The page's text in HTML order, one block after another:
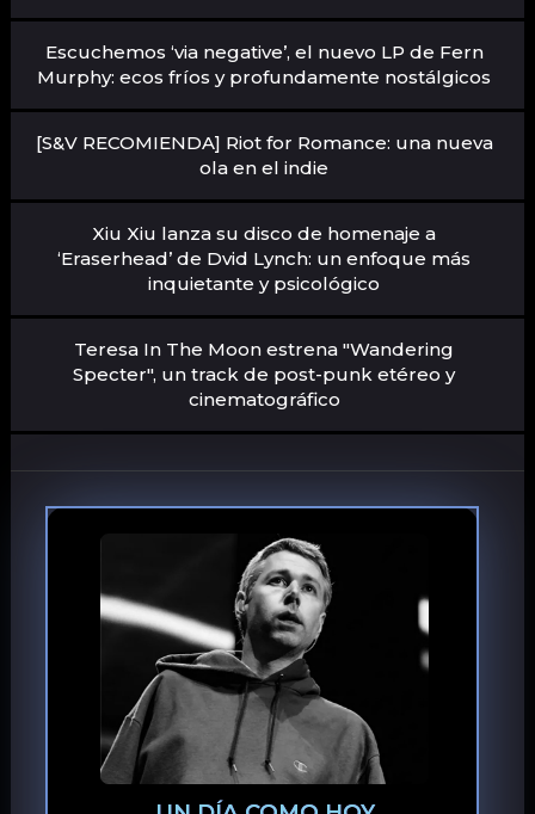
Escuchemos ‘via negative’, el nuevo LP de Fern
Murphy: ecos fríos y profundamente nostálgicos
[S&V RECOMIENDA] Riot for Romance: una nueva
ola en el indie
Xiu Xiu lanza su disco de homenaje a
‘Eraserhead’ de Dvid Lynch: un enfoque más
inquietante y psicológico
Teresa In The Moon estrena "Wandering
Specter", un track de post-punk etéreo y
cinematográfico